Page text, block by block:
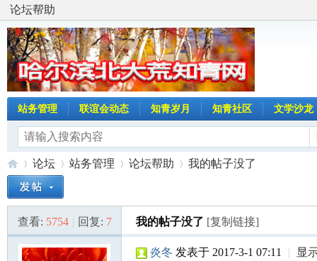
论坛帮助
站务管理 联谊会动态 知青岁月 知青社区 文学沙龙
哈»
论坛
›
站务管理 论坛帮助
›
我的帖子没了
查看: 5754 | 回复: 7 我的帖子没了 [复制链接]
炎冬 发表于 2017-3-1 07:11 | 显